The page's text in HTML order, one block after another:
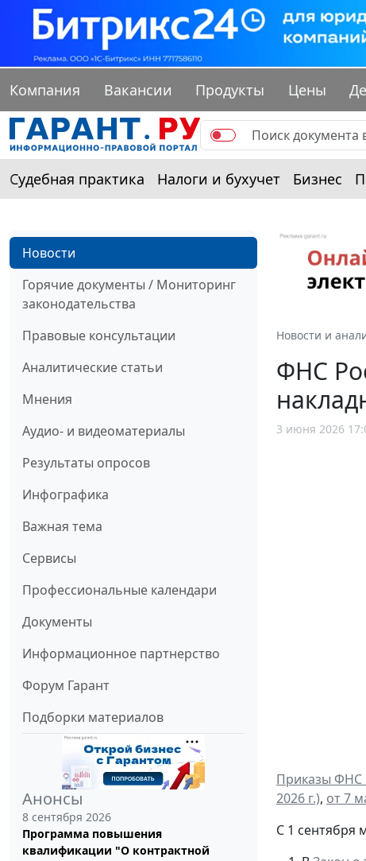
Компания Вакансии Продукты Цены
Судебная практика Налоги и бухучет Бизнес
Новости
Горячие документы / Мониторинг
законодательства
Правовые консультации
Аналитические статьи
Мнения
Аудио- и видеоматериалы
Результаты опросов
Инфографика
Важная тема
Сервисы
Профессиональные календари
Документы
Информационное партнерство
Форум Гарант
Подборки материалов
Анонсы
8 сентября 2026
Программа повышения
квалификации "О контрактной
Новости и
ФНС
3 июня 2026
Приказы ФНС
2026 г.), от 7
С 1 сентября